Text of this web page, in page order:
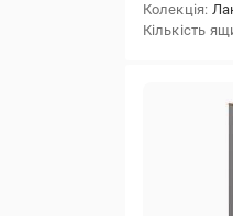
Колекція
Кількість